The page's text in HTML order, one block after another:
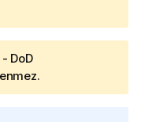
DoD